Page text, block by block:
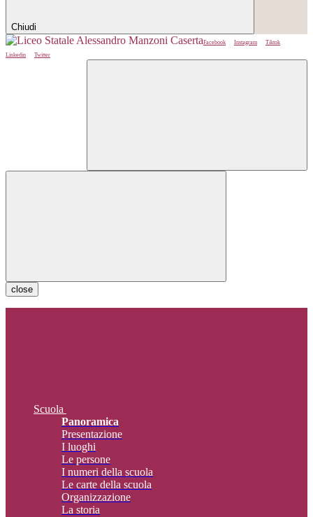
Chiudi
Facebook Instagram
Tiktok
Linkedin
Twitter
close
Scuola
Panoramica
Presentazione
I luoghi
Le persone
I numeri della scuola
Le carte della scuola
Organizzazione
La storia